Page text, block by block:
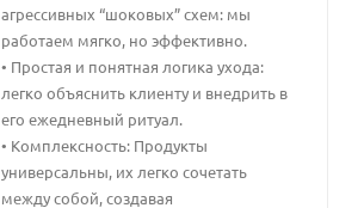
агрессивных “шоковых” схем: мы
работаем мягко, но эффективно.
• Простая и понятная логика ухода:
легко объяснить клиенту и внедрить в
его ежедневный ритуал.
• Комплексность: Продукты
универсальны, их легко сочетать
между собой, создавая